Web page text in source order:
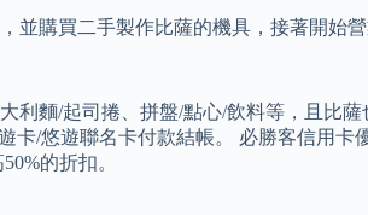
購買二手製作比薩的機具，接著開始
利麵/起司捲、拼盤/點心/飲料等，且比
/悠遊聯名卡付款結帳。 必勝客信用卡
的折扣。